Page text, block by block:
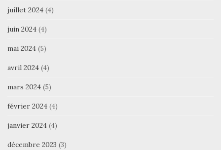
juillet 2024 (4)
juin 2024 (4)
mai 2024 (5)
avril 2024 (4)
mars 2024 (5)
février 2024 (4)
janvier 2024 (4)
décembre 2023 (3)